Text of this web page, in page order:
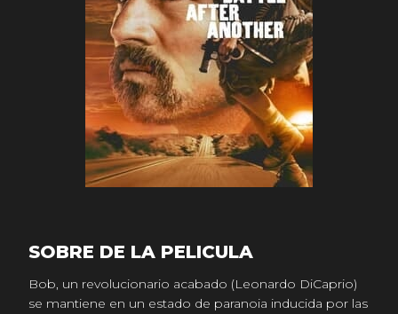
SOBRE DE LA PELICULA
Bob, un revolucionario acabado (Leonardo DiCaprio)
se mantiene en un estado de paranoia inducida por las